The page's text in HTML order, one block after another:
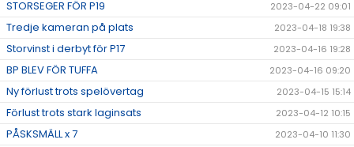
STORSEGER FÖR P19 2023-04-22 09:01
Tredje kameran på plats 2023-04-18 19:38
Storvinst i derbyt för P17 2023-04-16 19:28
BP BLEV FÖR TUFFA 2023-04-16 09:20
Ny förlust trots spelövertag 2023-04-15 15:14
Förlust trots stark laginsats 2023-04-12 10:15
PÅSKSMÄLL x 7 2023-04-10 11:30